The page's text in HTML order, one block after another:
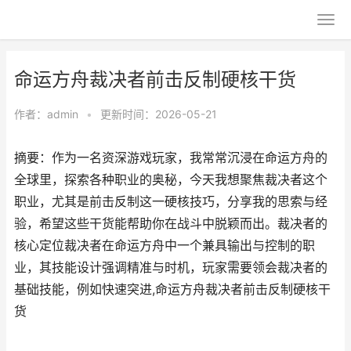
命运方舟裁决者前击反制硬核干货
作者： admin • 更新时间：2026-05-21
摘要：作为一名资深游戏玩家，我常常沉浸在命运方舟的
全球里，探索各种职业的奥秘，今天我想聚焦裁决者这个
职业，尤其是前击反制这一硬核技巧，分享我的思索与经
验，希望这些干货能帮助你在战斗中脱颖而出。裁决者的
核心定位裁决者在命运方舟中一个兼具输出与控制的职
业，其技能设计强调精准与时机，玩家需要领会裁决者的
基础技能，例如快速突进,命运方舟裁决者前击反制硬核干
货